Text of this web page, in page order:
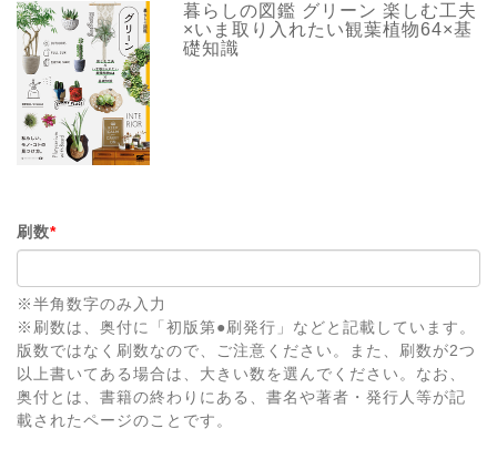
暮らしの図鑑 グリーン 楽しむ工夫
×いま取り入れたい観葉植物64×基
礎知識
刷数*
※半角数字のみ入力
※刷数は、奥付に「初版第●刷発行」などと記載しています。
版数ではなく刷数なので、ご注意ください。また、刷数が2つ
以上書いてある場合は、大きい数を選んでください。なお、
奥付とは、書籍の終わりにある、書名や著者・発行人等が記
載されたページのことです。